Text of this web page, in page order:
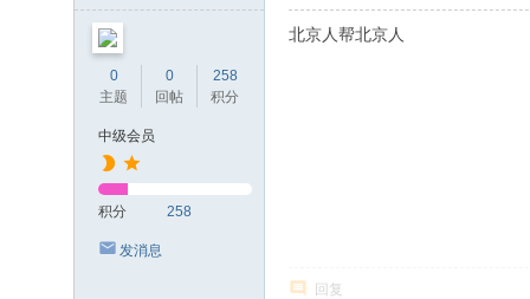
0
主题
0
回帖
258
积分
中级会员
积分 258
发消息
北京人帮北京人
回复